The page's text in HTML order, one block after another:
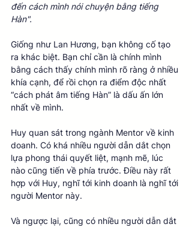
đến cách mình nói chuyện bằng tiếng
Hàn".
Giống như Lan Hương, bạn không cố tạo
ra khác biệt. Bạn chỉ cần là chính mình
bằng cách thấy chính mình rõ ràng ở nhiều
khía cạnh, để rồi chọn ra điểm độc nhất
“cách phát âm tiếng Hàn” là dấu ấn lớn
nhất về mình.
Huy quan sát trong ngành Mentor về kinh
doanh. Có khá nhiều người dẫn dắt chọn
lựa phong thái quyết liệt, mạnh mẽ, lúc
nào cũng tiến về phía trước. Điều này rất
hợp với Huy, nghĩ tới kinh doanh là nghĩ tới
người Mentor này.
Và ngược lại, cũng có nhiều người dẫn dắt